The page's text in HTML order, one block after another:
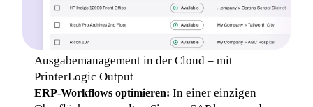
Ausgabemanagement in der Cloud – mit
PrinterLogic Output
ERP-Workflows optimieren: In einer einzigen